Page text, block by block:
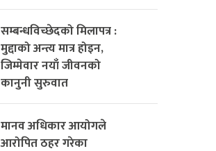
सम्बन्धविच्छेदको मिलापत्र :
मुद्दाको अन्त्य मात्र होइन,
जिम्मेवार नयाँ जीवनको
कानुनी सुरुवात
मानव अधिकार आयोगले
आरोपित ठहर गरेका